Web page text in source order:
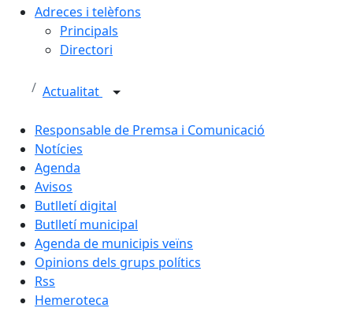
Adreces i telèfons
Principals
Directori
Actualitat
Responsable de Premsa i Comunicació
Notícies
Agenda
Avisos
Butlletí digital
Butlletí municipal
Agenda de municipis veïns
Opinions dels grups polítics
Rss
Hemeroteca